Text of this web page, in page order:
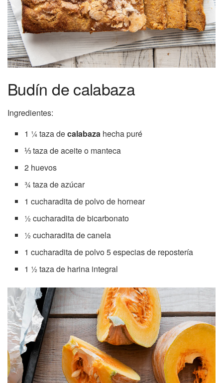
Budín de calabaza
Ingredientes:
1 ¼ taza decalabaza hecha puré
⅓ taza de aceite o manteca
2 huevos
¾ taza de azúcar
1 cucharadita de polvo de hornear
½ cucharadita de bicarbonato
½ cucharadita de canela
1 cucharadita de polvo 5 especias de repostería
1 ½ taza de harina integral